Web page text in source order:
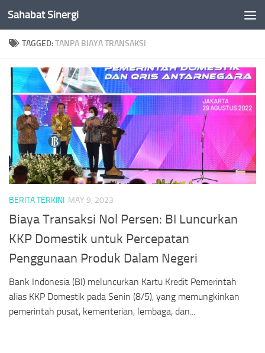
Skip to content
Sahabat Sinergi
TAGGED:TANPA BIAYA TRANSAKSI
BERITA TERKINI MAY 9, 2023
Biaya Transaksi Nol Persen: BI Luncurkan
KKP Domestik untuk Percepatan
Penggunaan Produk Dalam Negeri
Bank Indonesia (BI) meluncurkan Kartu Kredit Pemerintah
alias KKP Domestik pada Senin (8/5), yang memungkinkan
pemerintah pusat, kementerian, lembaga, dan...